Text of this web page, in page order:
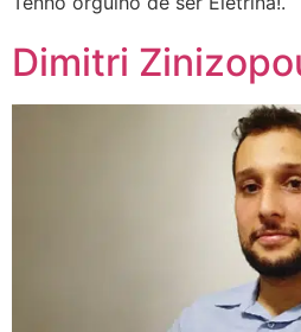
Dimitri